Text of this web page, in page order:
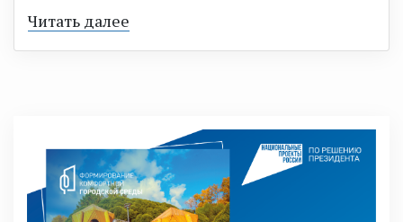
Читать далее